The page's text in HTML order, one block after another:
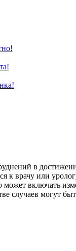
в
к врачу или
включать
случаев могут